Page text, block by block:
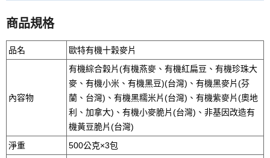
商品規格
品名 歐特有機十穀麥片
內容物
有機綜合穀片(有機燕麥、有機紅扁豆、有機珍珠大
麥、有機小米、有機黑豆)(台灣)、有機黑麥片(芬
蘭、台灣)、有機黑糯米片(台灣)、有機紫麥片(奧地
利、加拿大)、有機小麥脆片(台灣)、非基因改造有
機黃豆脆片(台灣)
淨重
500公克×3包